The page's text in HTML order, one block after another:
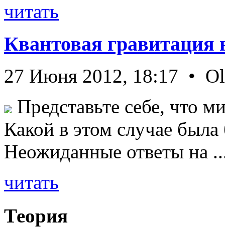
читать
Квантовая гравитация
27 Июня 2012, 18:17 •
Представьте себе, что
Какой в этом случае
Неожиданные ответы на
читать
Теория